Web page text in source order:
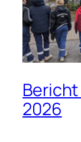
2026